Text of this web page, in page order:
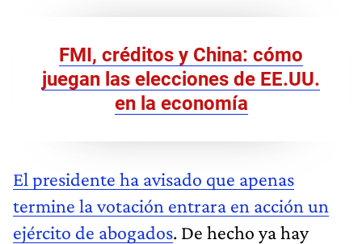
FMI, créditos y China: cómo
juegan las elecciones de EE.UU.
en la economía
El presidente ha avisado que apenas
termine la votación entrara en acción un
ejército de abogados. De hecho ya hay